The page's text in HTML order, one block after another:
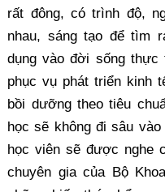
rất đông, có trình độ,
nhau, sáng tạo để tìm
dụng vào đời sống thực
phục vụ phát triển kinh
bồi dưỡng theo tiêu
học sẽ không đi sâu
học viên sẽ được nghe
chuyên gia của Bộ